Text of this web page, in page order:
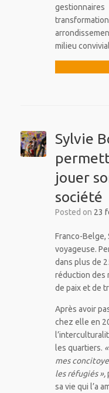
milieu
Sylvie
jouer
société
Posted on 23
Franco-Belge,
voyageuse.
dans plus de
réduction des
de paix et de
Après avoir
chez elle en
les quartiers.
mes
les réfugiés »,
sa vie qui l’a